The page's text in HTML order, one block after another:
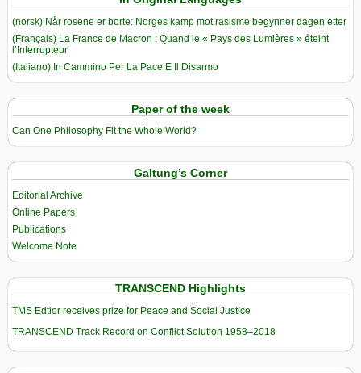
(norsk) Når rosene er borte: Norges kamp mot rasisme begynner dagen etter
(Français) La France de Macron : Quand le « Pays des Lumières » éteint
l’Interrupteur
(Italiano) In Cammino Per La Pace E Il Disarmo
Paper of the week
Can One Philosophy Fit the Whole World?
Galtung’s Corner
Editorial Archive
Online Papers
Publications
Welcome Note
TRANSCEND Highlights
TMS Edtior receives prize for Peace and Social Justice
TRANSCEND Track Record on Conflict Solution 1958–2018